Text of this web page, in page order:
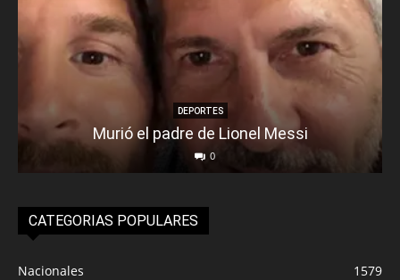
DEPORTES
Murió el padre de Lionel Messi
0
CATEGORIAS POPULARES
Nacionales
1579